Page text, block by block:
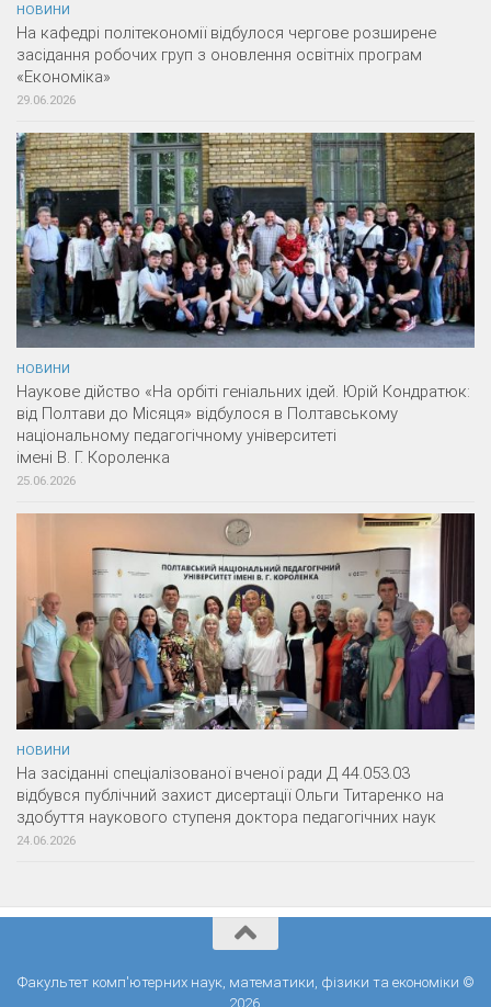
НОВИНИ
На кафедрі політекономії відбулося чергове розширене
засідання робочих груп з оновлення освітніх програм
«Економіка»
29.06.2026
НОВИНИ
Наукове дійство «На орбіті геніальних ідей. Юрій Кондратюк:
від Полтави до Місяця» відбулося в Полтавському
національному педагогічному університеті
імені В. Г. Короленка
25.06.2026
НОВИНИ
На засіданні спеціалізованої вченої ради Д 44.053.03
відбувся публічний захист дисертації Ольги Титаренко на
здобуття наукового ступеня доктора педагогічних наук
24.06.2026
Факультет комп'ютерних наук, математики, фізики та економіки ©
2026.